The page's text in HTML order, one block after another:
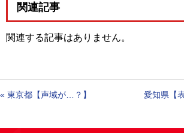
関連記事
関連する記事はありません。
« 東京都【声域が…？】 愛知県【